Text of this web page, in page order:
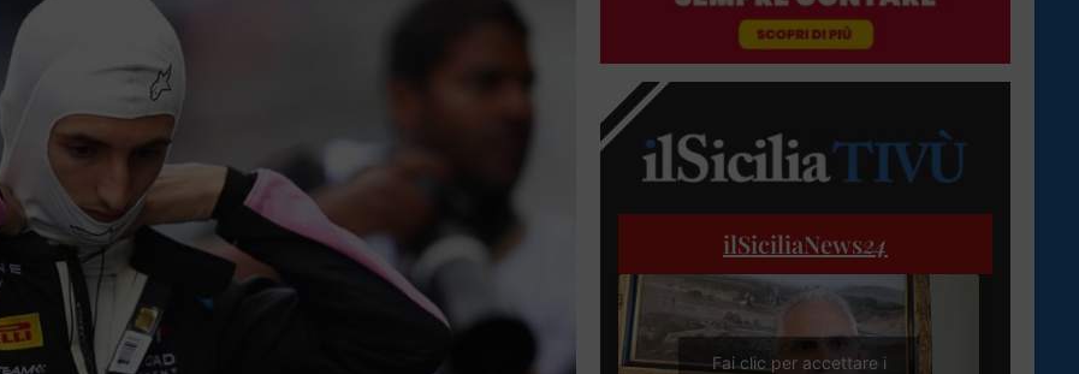
ilSiciliaNews24
Fai clic per accettare i